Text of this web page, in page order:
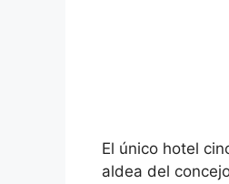
El único hotel
aldea del